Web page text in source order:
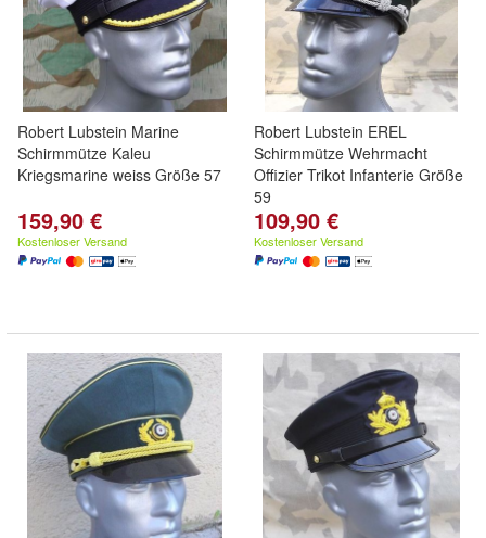
Robert Lubstein Marine
Schirmmütze Kaleu
Kriegsmarine weiss Größe 57
159,90 €
Kostenloser Versand
Robert Lubstein EREL
Schirmmütze Wehrmacht
Offizier Trikot Infanterie Größe
59
109,90 €
Kostenloser Versand